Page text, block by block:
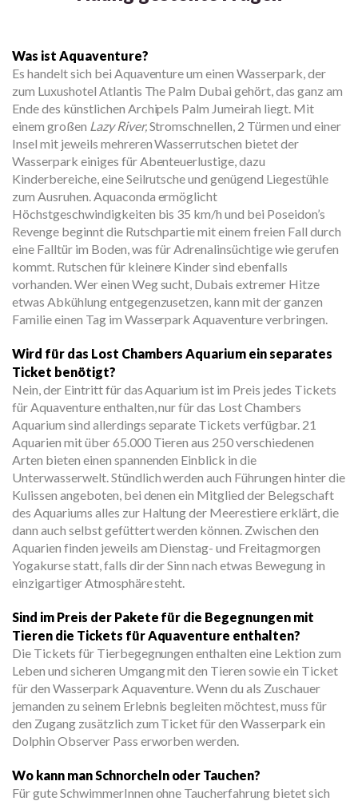
Was ist Aquaventure?
Es handelt sich bei Aquaventure um einen Wasserpark, der
zum Luxushotel Atlantis The Palm Dubai gehört, das ganz am
Ende des künstlichen Archipels Palm Jumeirah liegt. Mit
einem großen Lazy River,Stromschnellen, 2 Türmen und einer
Insel mit jeweils mehreren Wasserrutschen bietet der
Wasserpark einiges für Abenteuerlustige, dazu
Kinderbereiche, eine Seilrutsche und genügend Liegestühle
zum Ausruhen. Aquaconda ermöglicht
Höchstgeschwindigkeiten bis 35 km/h und bei Poseidon’s
Revenge beginnt die Rutschpartie mit einem freien Fall durch
eine Falltür im Boden, was für Adrenalinsüchtige wie gerufen
kommt. Rutschen für kleinere Kinder sind ebenfalls
vorhanden. Wer einen Weg sucht, Dubais extremer Hitze
etwas Abkühlung entgegenzusetzen, kann mit der ganzen
Familie einen Tag im Wasserpark Aquaventure verbringen.
Wird für das Lost Chambers Aquarium ein separates
Ticket benötigt?
Nein, der Eintritt für das Aquarium ist im Preis jedes Tickets
für Aquaventure enthalten, nur für das Lost Chambers
Aquarium sind allerdings separate Tickets verfügbar. 21
Aquarien mit über 65.000 Tieren aus 250 verschiedenen
Arten bieten einen spannenden Einblick in die
Unterwasserwelt. Stündlich werden auch Führungen hinter die
Kulissen angeboten, bei denen ein Mitglied der Belegschaft
des Aquariums alles zur Haltung der Meerestiere erklärt, die
dann auch selbst gefüttert werden können. Zwischen den
Aquarien finden jeweils am Dienstag- und Freitagmorgen
Yogakurse statt, falls dir der Sinn nach etwas Bewegung in
einzigartiger Atmosphäre steht.
Sind im Preis der Pakete für die Begegnungen mit
Tieren die Tickets für Aquaventure enthalten?
Die Tickets für Tierbegegnungen enthalten eine Lektion zum
Leben und sicheren Umgang mit den Tieren sowie ein Ticket
für den Wasserpark Aquaventure. Wenn du als Zuschauer
jemanden zu seinem Erlebnis begleiten möchtest, muss für
den Zugang zusätzlich zum Ticket für den Wasserpark ein
Dolphin Observer Pass erworben werden.
Wo kann man Schnorcheln oder Tauchen?
Für gute SchwimmerInnen ohne Taucherfahrung bietet sich